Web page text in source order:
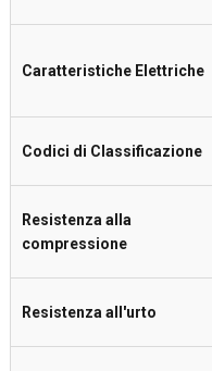
Caratteristiche Elettriche
Codici di Classificazione
Resistenza alla
compressione
Resistenza all'urto